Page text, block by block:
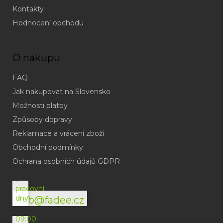
Kontakty
Hodnocení obchodu
O nákupu
FAQ
Jak nakupovat na Slovensko
Možnosti platby
Způsoby dopravy
Reklamace a vrácení zboží
Obchodní podmínky
Ochrana osobních údajů GDPR
info@fadee.cz
(odpověď
do
v
pracovní
dny)
(Po-
09:00